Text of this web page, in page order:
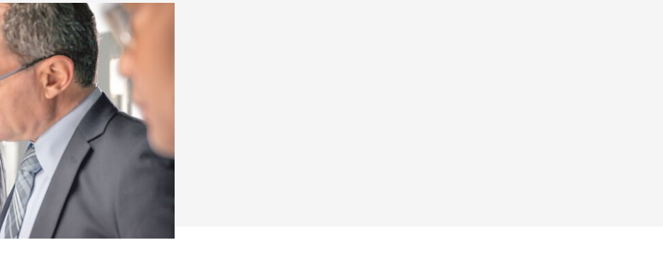
pour les produits
du groupe afin d’offrir
à nos clients, y
principaux « Montage des
EN SAVOIR PLUS